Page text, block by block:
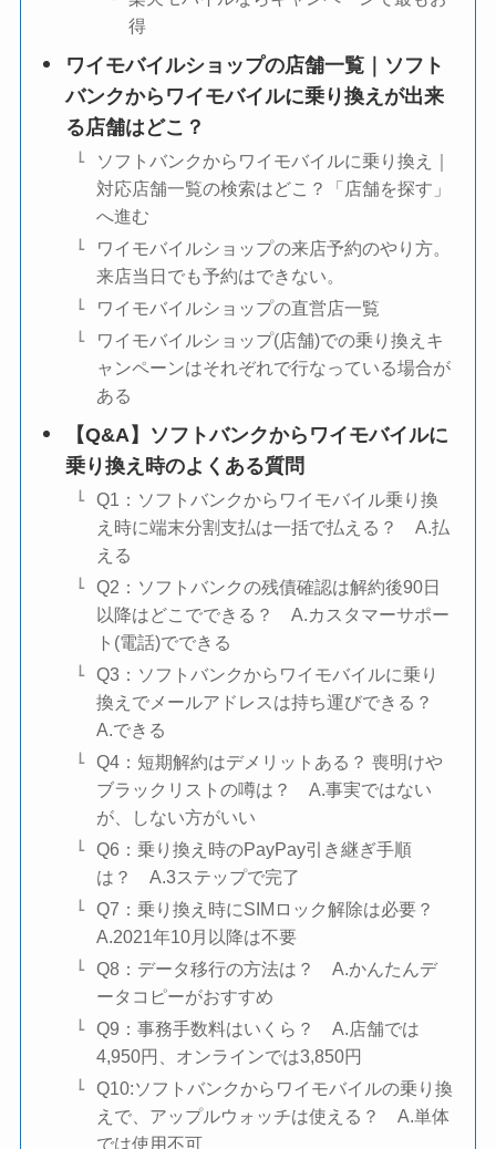
得
ワイモバイルショップの店舗一覧｜ソフト
バンクからワイモバイルに乗り換えが出来
る店舗はどこ？
ソフトバンクからワイモバイルに乗り換え｜
対応店舗一覧の検索はどこ？「店舗を探す」
へ進む
ワイモバイルショップの来店予約のやり方。
来店当日でも予約はできない。
ワイモバイルショップの直営店一覧
ワイモバイルショップ(店舗)での乗り換えキ
ャンペーンはそれぞれで行なっている場合が
ある
【Q&A】ソフトバンクからワイモバイルに
乗り換え時のよくある質問
Q1：ソフトバンクからワイモバイル乗り換
え時に端末分割支払は一括で払える？ A.払
える
Q2：ソフトバンクの残債確認は解約後90日
以降はどこでできる？ A.カスタマーサポー
ト(電話)でできる
Q3：ソフトバンクからワイモバイルに乗り
換えでメールアドレスは持ち運びできる？
A.できる
Q4：短期解約はデメリットある？ 喪明けや
ブラックリストの噂は？ A.事実ではない
が、しない方がいい
Q6：乗り換え時のPayPay引き継ぎ手順
は？ A.3ステップで完了
Q7：乗り換え時にSIMロック解除は必要？
A.2021年10月以降は不要
Q8：データ移行の方法は？ A.かんたんデ
ータコピーがおすすめ
Q9：事務手数料はいくら？ A.店舗では
4,950円、オンラインでは3,850円
Q10:ソフトバンクからワイモバイルの乗り換
えで、アップルウォッチは使える？ A.単体
では使用不可